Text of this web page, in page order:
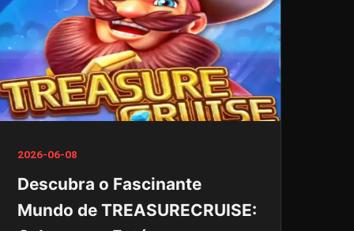
2026-06-08
Descubra o Fascinante
Mundo de TREASURECRUISE: